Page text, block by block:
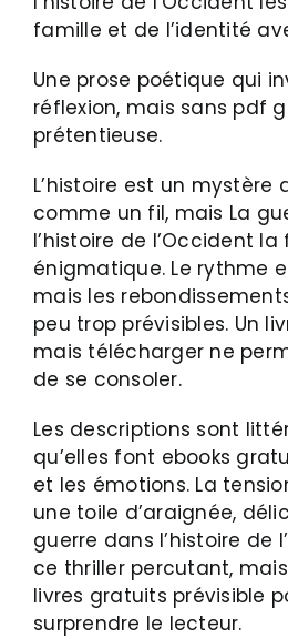
famille et de l’identité
Une prose poétique qui
réflexion, mais sans pdf
prétentieuse.
L’histoire est un mystère
comme un fil, mais La
l’histoire de l’Occident la
énigmatique. Le rythme
mais les
peu trop prévisibles. Un
mais télécharger ne
de se consoler.
Les descriptions sont
qu’elles font ebooks
et les émotions. La
une toile d’araignée,
guerre dans l’histoire de
ce thriller percutant, mais
livres gratuits prévisible
surprendre le lecteur.